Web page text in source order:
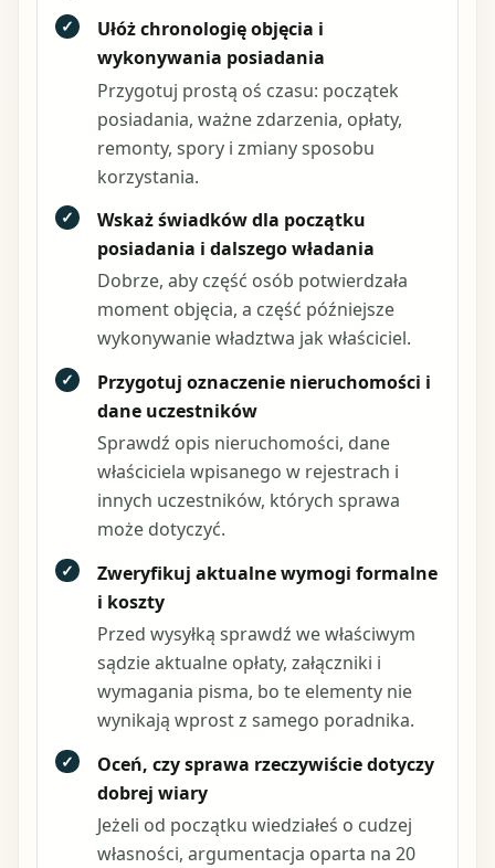
✓
Ułóż chronologię objęcia i
wykonywania posiadania
Przygotuj prostą oś czasu: początek
posiadania, ważne zdarzenia, opłaty,
remonty, spory i zmiany sposobu
korzystania.
✓
Wskaż świadków dla początku
posiadania i dalszego władania
Dobrze, aby część osób potwierdzała
moment objęcia, a część późniejsze
wykonywanie władztwa jak właściciel.
✓
Przygotuj oznaczenie nieruchomości i
dane uczestników
Sprawdź opis nieruchomości, dane
właściciela wpisanego w rejestrach i
innych uczestników, których sprawa
może dotyczyć.
✓
Zweryfikuj aktualne wymogi formalne
i koszty
Przed wysyłką sprawdź we właściwym
sądzie aktualne opłaty, załączniki i
wymagania pisma, bo te elementy nie
wynikają wprost z samego poradnika.
✓
Oceń, czy sprawa rzeczywiście dotyczy
dobrej wiary
Jeżeli od początku wiedziałeś o cudzej
własności, argumentacja oparta na 20